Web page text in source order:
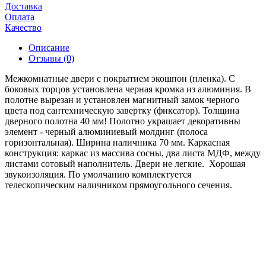
Доставка
Оплата
Качество
Описание
Отзывы (0)
Межкомнатные двери с покрытием экошпон (пленка). С
боковых торцов установлена черная кромка из алюминия. В
полотне вырезан и установлен магнитный замок черного
цвета под сантехническую завертку (фиксатор). Толщина
дверного полотна 40 мм! Полотно украшает декоративны
элемент - черный алюминиевый молдинг (полоса
горизонтальная). Ширина наличника 70 мм. Каркасная
конструкция: каркас из массива сосны, два листа МДФ, между
листами сотовый наполнитель. Двери не легкие. Хорошая
звукоизоляция. По умолчанию комплектуется
телескопическим наличником прямоугольного сечения.